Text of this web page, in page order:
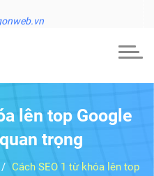
lên top Google
trọng
Cách SEO 1 từ khóa lên top